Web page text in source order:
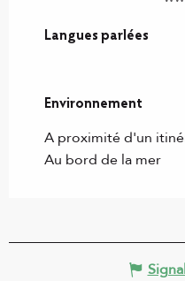
Langues parlées
Langues parlées
Environnement
Environnement
A proximité d'un
Au bord de la mer